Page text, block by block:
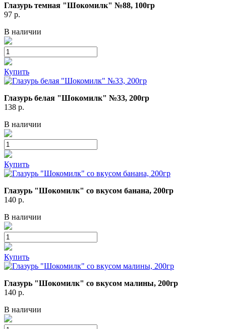
Глазурь темная "Шокомилк" №88, 100гр
97 р.
В наличии
Купить
Глазурь белая "Шокомилк" №33, 200гр
138 р.
В наличии
Купить
Глазурь "Шокомилк" со вкусом банана, 200гр
140 р.
В наличии
Купить
Глазурь "Шокомилк" со вкусом малины, 200гр
140 р.
В наличии